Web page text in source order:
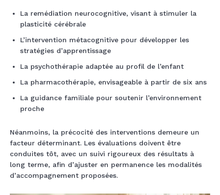
La remédiation neurocognitive, visant à stimuler la
plasticité cérébrale
L’intervention métacognitive pour développer les
stratégies d’apprentissage
La psychothérapie adaptée au profil de l’enfant
La pharmacothérapie, envisageable à partir de six ans
La guidance familiale pour soutenir l’environnement
proche
Néanmoins, la précocité des interventions demeure un
facteur déterminant. Les évaluations doivent être
conduites tôt, avec un suivi rigoureux des résultats à
long terme, afin d’ajuster en permanence les modalités
d’accompagnement proposées.